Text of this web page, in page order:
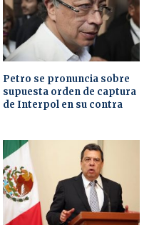
Petro se pronuncia sobre
supuesta orden de captura
de Interpol en su contra